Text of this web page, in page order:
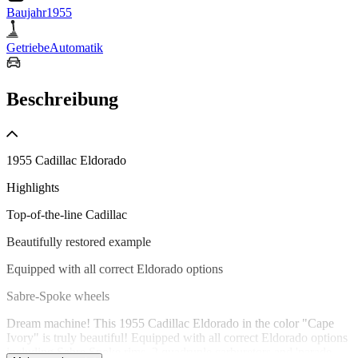
Baujahr1955
GetriebeAutomatik
Beschreibung
1955 Cadillac Eldorado
Highlights
Top-of-the-line Cadillac
Beautifully restored example
Equipped with all correct Eldorado options
Sabre-Spoke wheels
Dream machine! This 1955 Cadillac Eldorado in the color "Cape
Ivory" is truly beautiful! Equipped with all correct Eldorado options
including Sabre Spoke rims, 2 quadruple carburetors and 'parade